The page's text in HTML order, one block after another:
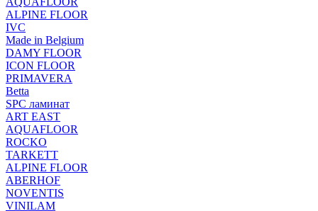
ALPINE FLOOR
IVC
Made in Belgium
DAMY FLOOR
ICON FLOOR
PRIMAVERA
Betta
SPC ламинат
ART EAST
AQUAFLOOR
ROCKO
TARKETT
ALPINE FLOOR
ABERHOF
NOVENTIS
VINILAM